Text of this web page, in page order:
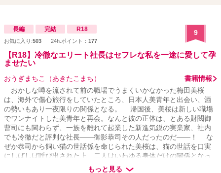
長編 完結 R18
お気に入り:503 24h.ポイント： 177
9
【R18】冷徹なエリート社長はセフレな私を一途に愛して孕
ませたい
おうぎまちこ（あきたこまち）
書籍情報
おかしな噂を流されて前の職場でうまくいかなかった梅田美桜
は、海外で傷心旅行をしていたところ、日本人美青年と出会い、酒
の勢いもあり一夜限りの関係となる。 帰国後、美桜は新しい職場
でワンナイトした美青年と再会。なんと彼の正体は、とある財閥御
曹司にも関わらず、一族を離れて起業した新進気鋭の実業家、社内
でも冷徹だと評判な社長――御影恭司その人だったのだ――！ な
ぜか恭司から飼い猫の世話係を命じられた美桜は、猫の世話を口実
にしばしば呼び出された上、二人はいわゆる身体だけの関係となっ
てしまい――？ 真面目で大人しめで純真無垢なOL・梅田美
もっと見る